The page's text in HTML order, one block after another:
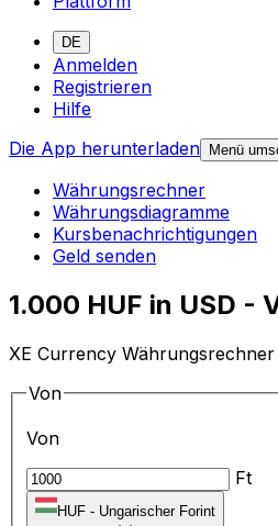
DE
Anmelden
Registrieren
Hilfe
Die App herunterladen
Menü
Währungsrechner
Währungsdiagramme
Kursbenachrichtigungen
Geld senden
1.000 HUF in USD -
XE Currency Währungsrechner
Von
Von
Ft
HUF - Ungarischer Forint